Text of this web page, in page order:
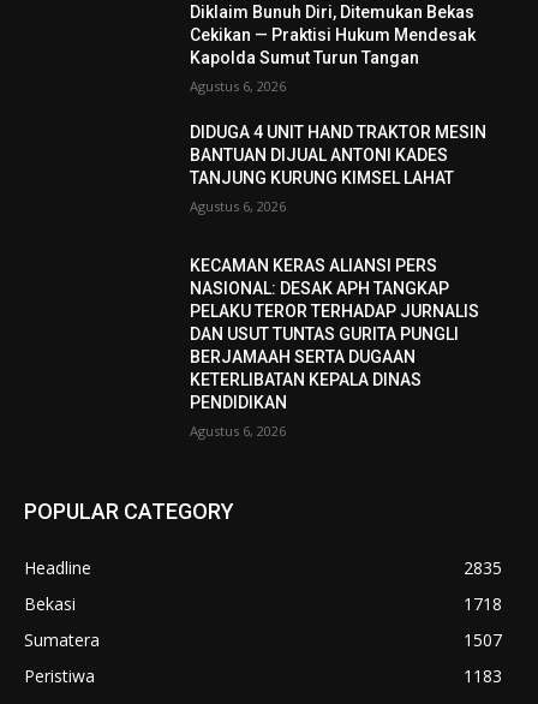
Diklaim Bunuh Diri, Ditemukan Bekas
Cekikan — Praktisi Hukum Mendesak
Kapolda Sumut Turun Tangan
Agustus 6, 2026
DIDUGA 4 UNIT HAND TRAKTOR MESIN
BANTUAN DIJUAL ANTONI KADES
TANJUNG KURUNG KIMSEL LAHAT
Agustus 6, 2026
KECAMAN KERAS ALIANSI PERS
NASIONAL: DESAK APH TANGKAP
PELAKU TEROR TERHADAP JURNALIS
DAN USUT TUNTAS GURITA PUNGLI
BERJAMAAH SERTA DUGAAN
KETERLIBATAN KEPALA DINAS
PENDIDIKAN
Agustus 6, 2026
POPULAR CATEGORY
Headline
2835
Bekasi
1718
Sumatera
1507
Peristiwa
1183